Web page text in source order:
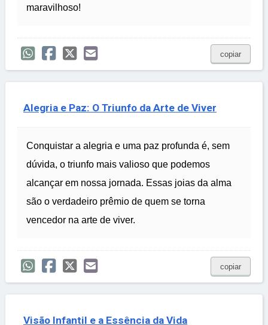
maravilhoso!
copiar
Alegria e Paz: O Triunfo da Arte de Viver
Conquistar a alegria e uma paz profunda é, sem
dúvida, o triunfo mais valioso que podemos
alcançar em nossa jornada. Essas joias da alma
são o verdadeiro prêmio de quem se torna
vencedor na arte de viver.
copiar
Visão Infantil e a Essência da Vida